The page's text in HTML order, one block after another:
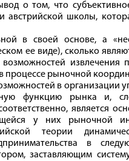
о том, что
школы,
в своей основе, а
ее виде), сколько
извлечения
рыночной
в организации
функцию рынка и,
является
у них рыночной
теории
в
заставляющим